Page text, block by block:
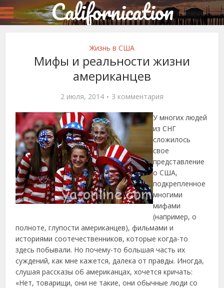
Californication
Жизнь в США
Мифы и реальности жизни
американцев
2 июля, 2014 3 комментария
У многих людей
из СНГ
сложилось
свое
представление
о США,
подкрепленное
многими
мифами
(например, о
полноте, глупости американцев), фильмами и
историями соотечественников, которые когда-то
здесь побывали. Но почему-то большая часть их
суждений, как мне кажется, далека от правды. Иногда,
слушая рассказы об американцах, хочется кричать:
«Нет, товарищи, они не такие, они обычные люди со